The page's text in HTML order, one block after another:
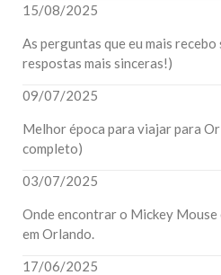
15/08/2025
As perguntas que eu mais recebo
respostas mais sinceras!)
09/07/2025
Melhor época para viajar para
completo)
03/07/2025
Onde encontrar o Mickey Mouse
em Orlando.
17/06/2025